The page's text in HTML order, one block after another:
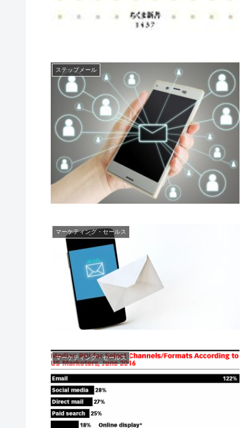
ステップメール
マーケティング・セールス
マーケティング・セールス